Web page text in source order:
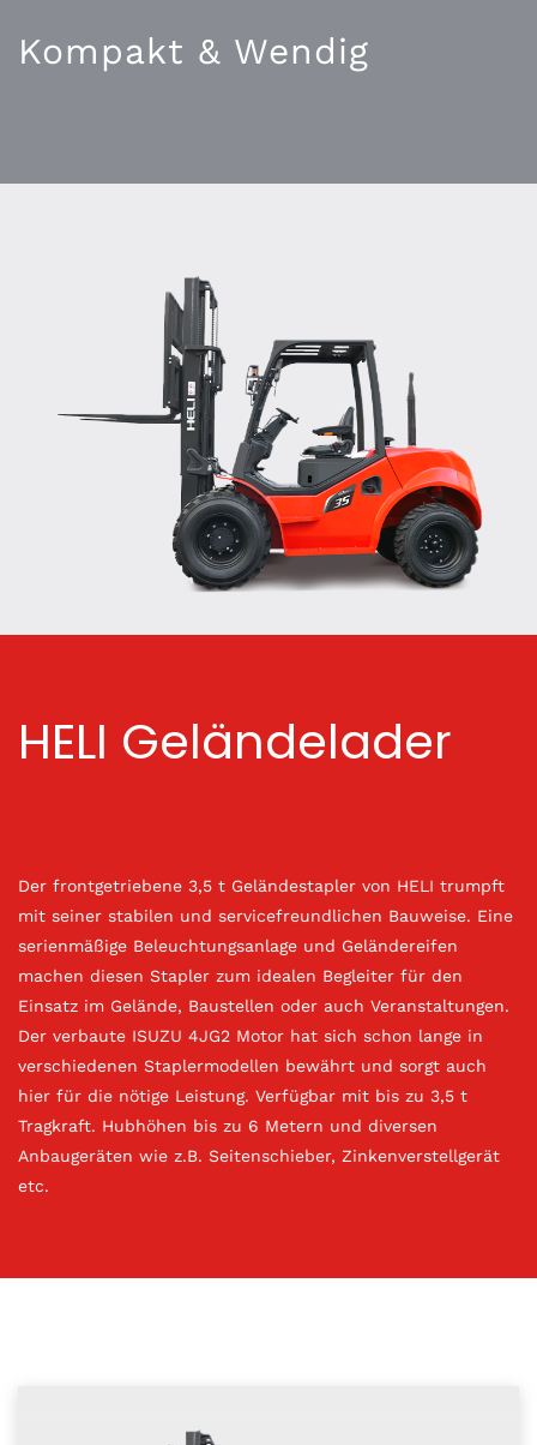
Kompakt & Wendig
HELI Geländelader
Der frontgetriebene 3,5 t Geländestapler von HELI trumpft
mit seiner stabilen und servicefreundlichen Bauweise. Eine
serienmäßige Beleuchtungsanlage und Geländereifen
machen diesen Stapler zum idealen Begleiter für den
Einsatz im Gelände, Baustellen oder auch Veranstaltungen.
Der verbaute ISUZU 4JG2 Motor hat sich schon lange in
verschiedenen Staplermodellen bewährt und sorgt auch
hier für die nötige Leistung. Verfügbar mit bis zu 3,5 t
Tragkraft. Hubhöhen bis zu 6 Metern und diversen
Anbaugeräten wie z.B. Seitenschieber, Zinkenverstellgerät
etc.